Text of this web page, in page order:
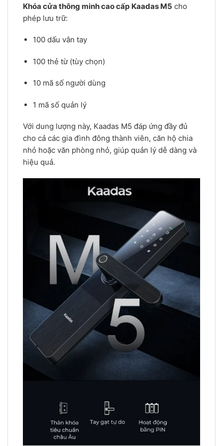
Khóa cửa thông minh cao cấp Kaadas M5 cho
phép lưu trữ:
100 dấu vân tay
100 thẻ từ (tùy chọn)
10 mã số người dùng
1 mã số quản lý
Với dung lượng này, Kaadas M5 đáp ứng đầy đủ
cho cả các gia đình đông thành viên, căn hộ chia
nhỏ hoặc văn phòng nhỏ, giúp quản lý dễ dàng và
hiệu quả.